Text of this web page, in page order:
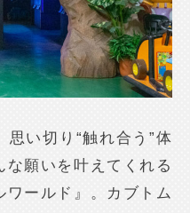
思い切り“触れ合う”体
願いを叶えてくれる
ワールド』。カブトム